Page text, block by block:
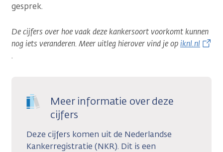
gesprek.
De cijfers over hoe vaak deze kankersoort voorkomt kunnen
nog iets veranderen. Meer uitleg hierover vind je opiknl.nl
.
Meer informatie over deze
cijfers
Deze cijfers komen uit de Nederlandse
Kankerregistratie (NKR). Dit is een